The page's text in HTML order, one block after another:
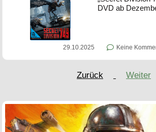
DVD ab
29.10.2025 Keine
Zurück Weiter